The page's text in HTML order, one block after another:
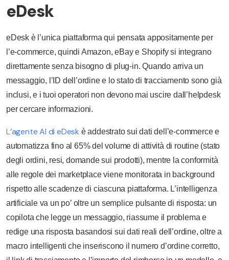
eDesk
eDesk è l’unica piattaforma qui pensata appositamente per
l’e-commerce, quindi Amazon, eBay e Shopify si integrano
direttamente senza bisogno di plug-in. Quando arriva un
messaggio, l’ID dell’ordine e lo stato di tracciamento sono già
inclusi, e i tuoi operatori non devono mai uscire dall’helpdesk
per cercare informazioni.
L’agente AI di eDesk è addestrato sui dati dell’e-commerce e
automatizza fino al 65% del volume di attività di routine (stato
degli ordini, resi, domande sui prodotti), mentre la conformità
alle regole dei marketplace viene monitorata in background
rispetto alle scadenze di ciascuna piattaforma. L’intelligenza
artificiale va un po’ oltre un semplice pulsante di risposta: un
copilota che legge un messaggio, riassume il problema e
redige una risposta basandosi sui dati reali dell’ordine, oltre a
macro intelligenti che inseriscono il numero d’ordine corretto,